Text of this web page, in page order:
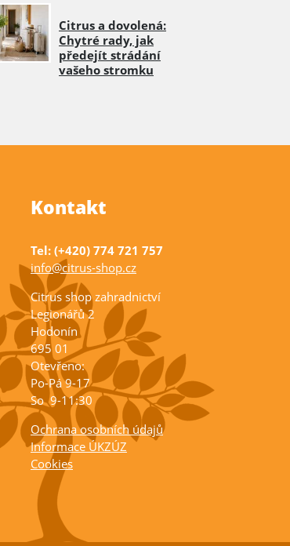
Citrus a dovolená:
Chytré rady, jak
předejít strádání
vašeho stromku
Kontakt
Tel: (+420) 774 721 757
info@citrus-shop.cz
Citrus shop zahradnictví
Legionářů 2
Hodonín
695 01
Otevřeno:
Po-Pá 9-17
So 9-11:30
Ochrana osobních údajů
Informace ÚKZÚZ
Cookies